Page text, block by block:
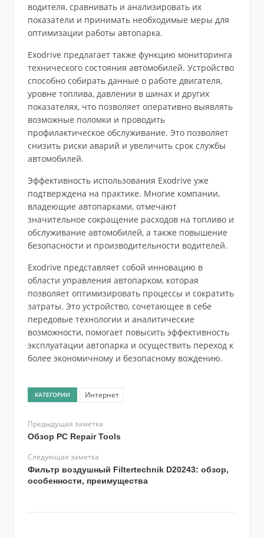
водителя, сравнивать и анализировать их
показатели и принимать необходимые меры для
оптимизации работы автопарка.
Exodrive предлагает также функцию мониторинга
технического состояния автомобилей. Устройство
способно собирать данные о работе двигателя,
уровне топлива, давлении в шинах и других
показателях, что позволяет оперативно выявлять
возможные поломки и проводить
профилактическое обслуживание. Это позволяет
снизить риски аварий и увеличить срок службы
автомобилей.
Эффективность использования Exodrive уже
подтверждена на практике. Многие компании,
владеющие автопарками, отмечают
значительное сокращение расходов на топливо и
обслуживание автомобилей, а также повышение
безопасности и производительности водителей.
Exodrive представляет собой инновацию в
области управления автопарком, которая
позволяет оптимизировать процессы и сократить
затраты. Это устройство, сочетающее в себе
передовые технологии и аналитические
возможности, помогает повысить эффективность
эксплуатации автопарка и осуществить переход к
более экономичному и безопасному вождению.
КАТЕГОРИИ Интернет
Предыдущая заметка
Обзор PC Repair Tools
Следующая заметка
Фильтр воздушный Filtertechnik D20243: обзор,
особенности, преимущества